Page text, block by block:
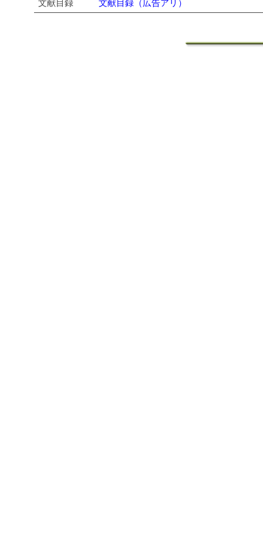
文献目録 文献目録（広告アリ）